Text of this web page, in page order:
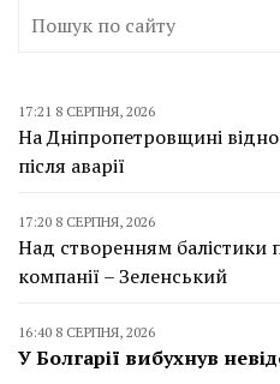
17:21 8 СЕРПНЯ, 2026
На Дніпропетровщині
після аварії
17:20 8 СЕРПНЯ, 2026
Над створенням балістики
компанії – Зеленський
16:40 8 СЕРПНЯ, 2026
У Болгарії вибухнув